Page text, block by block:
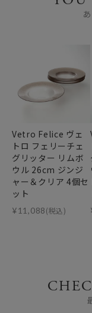
Vetro Felice ヴェ
トロ フェリーチェ
グリッター リムボ
ウル 26cm ジンジ
ャー＆クリア 4個セ
ット
¥11,088(税込)